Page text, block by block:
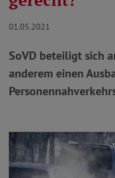
01.05.2021
SoVD beteiligt sich
anderem einen